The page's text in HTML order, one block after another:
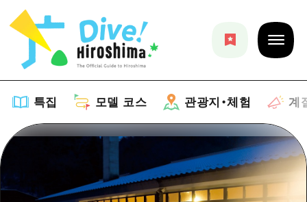
특집 모델 코스 관광지・체험 계
목록
모델 코스